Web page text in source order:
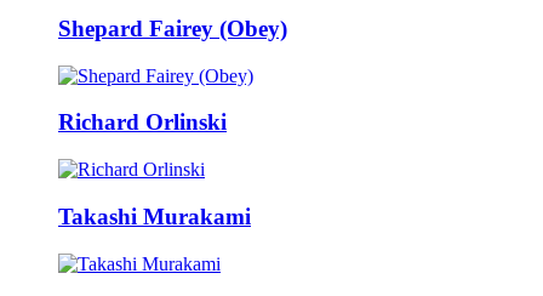
Shepard Fairey (Obey)
Richard Orlinski
Takashi Murakami